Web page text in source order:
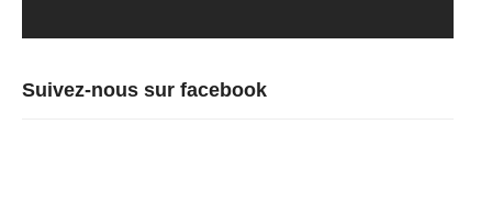
Suivez-nous sur facebook